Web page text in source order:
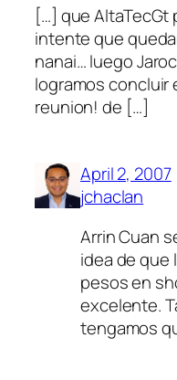
[…] que AltaTecGt
intente que
nanai… luego
logramos concluir
reunion! de […]
April 2, 2007
jchaclan
Arrin Cuan
idea de que
pesos en
excelente.
tengamos